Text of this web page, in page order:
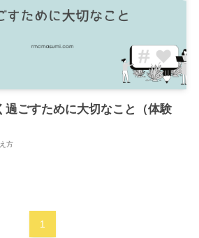
過ごすために大切なこと（体験
方
1